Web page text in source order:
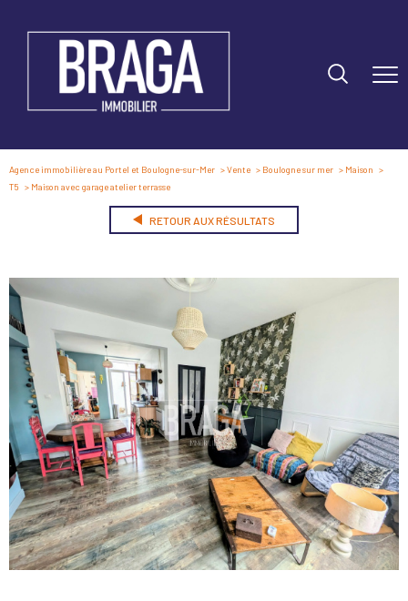
Agence immobilière au Portel et Boulogne-sur-Mer Vente Boulogne sur mer
Maison
T5
Maison avec garage atelier terrasse
RETOUR AUX RÉSULTATS